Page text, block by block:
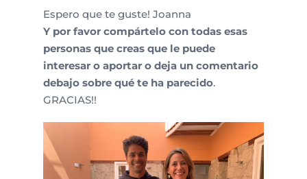
Espero que te guste! Joanna
Y por favor compártelo con todas esas
personas que creas que le puede
interesar o aportar o deja un comentario
debajo sobre qué te ha parecido.
GRACIAS!!